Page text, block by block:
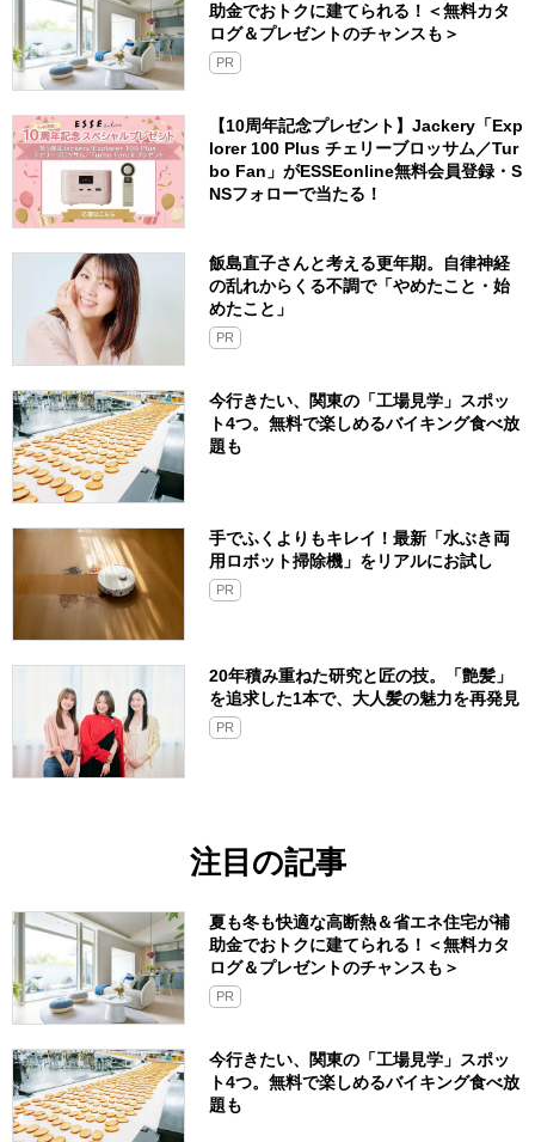
助金でおトクに建てられる！＜無料カタ
ログ＆プレゼントのチャンスも＞
PR
【10周年記念プレゼント】Jackery「Exp
lorer 100 Plus チェリーブロッサム／Tur
bo Fan」がESSEonline無料会員登録・S
NSフォローで当たる！
飯島直子さんと考える更年期。自律神経
の乱れからくる不調で「やめたこと・始
めたこと」
PR
今行きたい、関東の「工場見学」スポッ
ト4つ。無料で楽しめるバイキング食べ放
題も
手でふくよりもキレイ！最新「水ぶき両
用ロボット掃除機」をリアルにお試し
PR
20年積み重ねた研究と匠の技。「艶髪」
を追求した1本で、大人髪の魅力を再発見
PR
注目の記事
夏も冬も快適な高断熱＆省エネ住宅が補
助金でおトクに建てられる！＜無料カタ
ログ＆プレゼントのチャンスも＞
PR
今行きたい、関東の「工場見学」スポッ
ト4つ。無料で楽しめるバイキング食べ放
題も